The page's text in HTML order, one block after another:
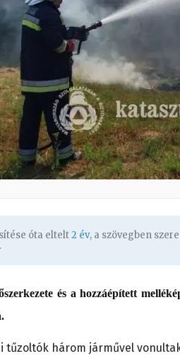
óta eltelt2 év, a szövegben
és a hozzáépített
tűzoltók három járművel